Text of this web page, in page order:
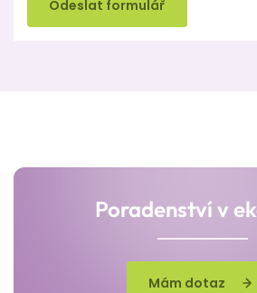
Odeslat formulář
Poradenství v
Mám dotaz